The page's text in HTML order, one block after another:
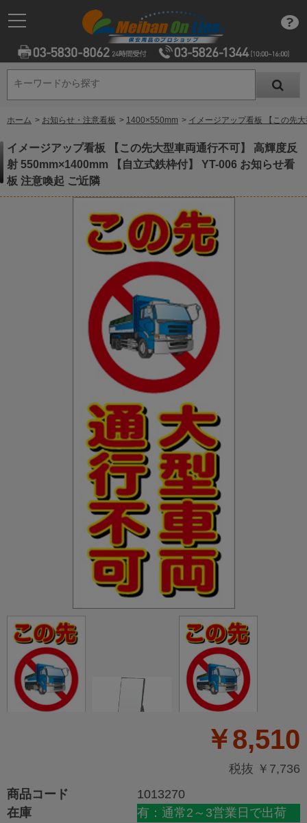
キーワードから探す
キーワードから探す
ホーム > お知らせ・注意看板 > 1400×550mm > イメージアップ看板 【この先
イメージアップ看板 【この先大型車両通行不可】 高輝度反
射 550mm×1400mm 【自立式鉄枠付】 YT-006 お知らせ看
板 注意喚起 ご近隣
￥8,510
税抜 ￥7,736
商品コード
1013270
在庫
有：通常2～3営業日で出荷